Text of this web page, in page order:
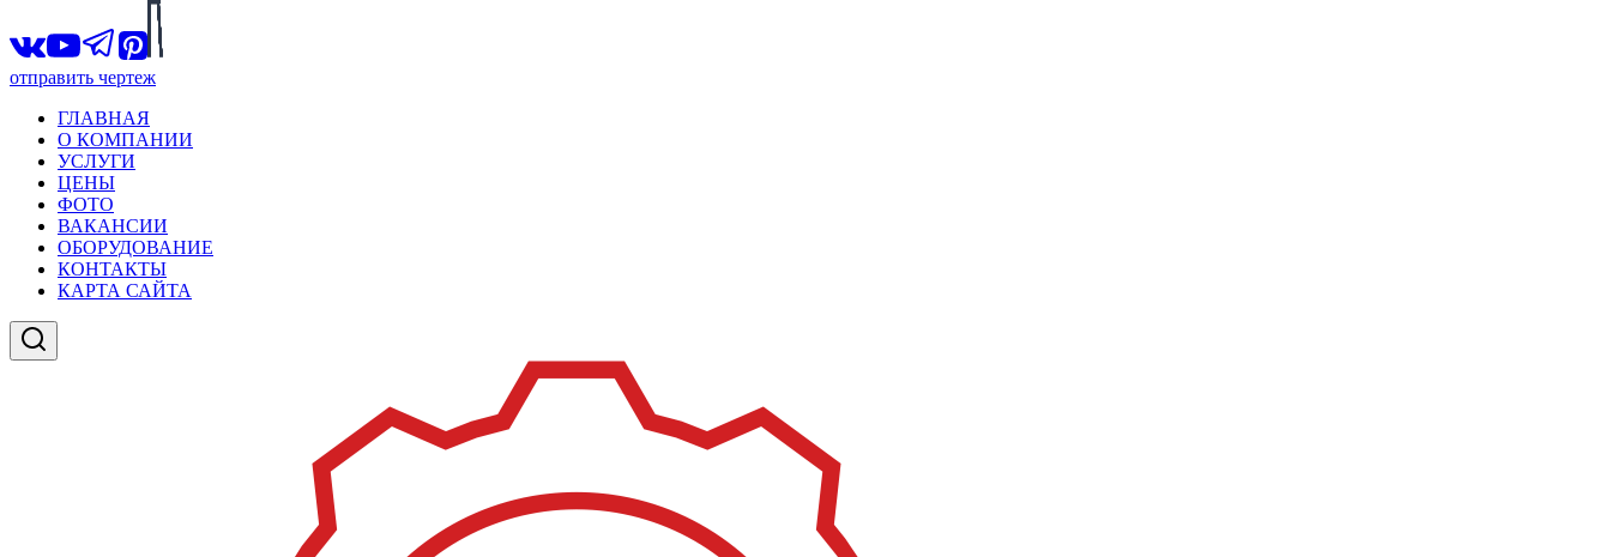
отправить чертеж
ГЛАВНАЯ
О КОМПАНИИ
УСЛУГИ
ЦЕНЫ
ФОТО
ВАКАНСИИ
ОБОРУДОВАНИЕ
КОНТАКТЫ
КАРТА САЙТА